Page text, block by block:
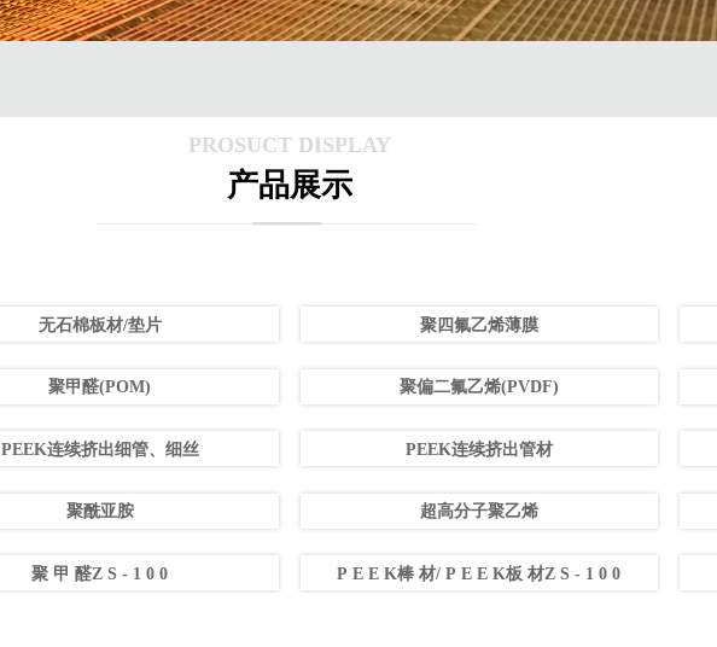
PROSUCT DISPLAY
产品展示
无石棉板材/垫片 聚四氟⼄烯薄膜
聚甲醛(POM) 聚偏二氟乙烯(PVDF)
PEEK连续挤出细管、细丝 PEEK连续挤出管材
聚酰亚胺 超高分子聚乙烯
聚 甲 醛Z S - 1 0 0 P E E K棒 材/ P E E K板 材Z S - 1 0 0